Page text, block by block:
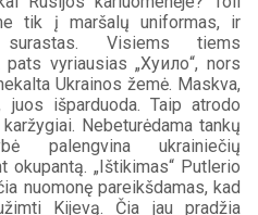
tik į maršalų uniformas, ir
Visiems tiems
vyriausias „Хуило“, nors
Ukrainos žemė. Maskva,
juos išparduoda. Taip atrodo
Nebeturėdama tankų
palengvina ukrainiečių
okupantą. „Ištikimas“ Putlerio
nuomonę pareikšdamas, kad
Kijevą. Čia jau pradžia